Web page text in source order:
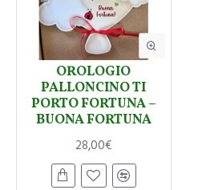
OROLOGIO
PALLONCINO TI
PORTO FORTUNA –
BUONA FORTUNA
28,00€